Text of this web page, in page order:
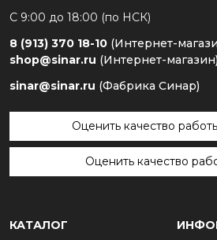
С 9:00 до 18:00 (по НСК)
8 (913) 370 18-10 (Интернет-
shop@sinar.ru (Интернет-магазин)
sinar@sinar.ru (Фабрика Синар)
Оценить качество
Оценить качество
КАТАЛОГ